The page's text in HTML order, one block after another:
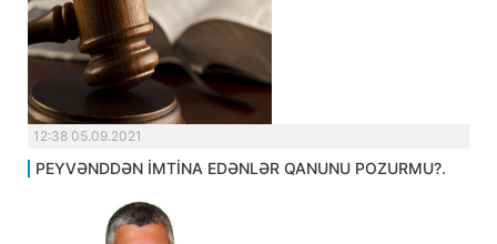
12:38 05.09.2021
PEYVƏNDDƏN İMTİNA EDƏNLƏR QANUNU POZURMU?.